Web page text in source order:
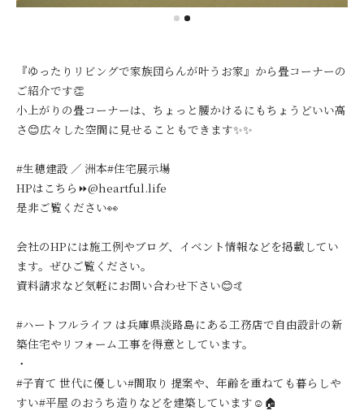
『ゆったりリビングで家族団らんが叶うお家』から畳コーナーの
ご紹介です👏
小上がりの畳コーナーは、ちょっと腰かけるにもちょうどいい高
さ😊広々した空間に見せることもできます✨✨
#生穂建設 ／ 洲本#住宅展示場
HPはこちら⏩@heartful.life
是非ご覧ください👀
会社のHPには施工例やブログ、イベント情報などを掲載してい
ます。ぜひご覧ください。
資料請求など気軽にお問い合わせ下さい😊🤙
#ハートフルライフ は兵庫県淡路島にある工務店で自由設計の新
築住宅やリフォーム工事を得意としています。
・
#子育て 世代に優しい#間取り 提案や、年齢を重ねても暮らしや
すい#平屋 のおうち造りなどを建築しています☺️🏠